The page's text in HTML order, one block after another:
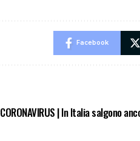
Facebook
| In Italia salgono